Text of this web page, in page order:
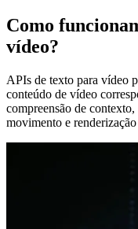
Como
vídeo?
APIs de texto para vídeo
conteúdo de vídeo
compreensão de
movimento e